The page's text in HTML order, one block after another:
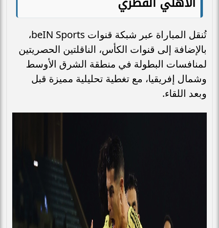
تُنقل المباراة عبر شبكة قنوات beIN Sports،
بالإضافة إلى قنوات الكأس، الناقلتين الحصريتين
لمنافسات البطولة في منطقة الشرق الأوسط
وشمال إفريقيا، مع تغطية تحليلية مميزة قبل
وبعد اللقاء.